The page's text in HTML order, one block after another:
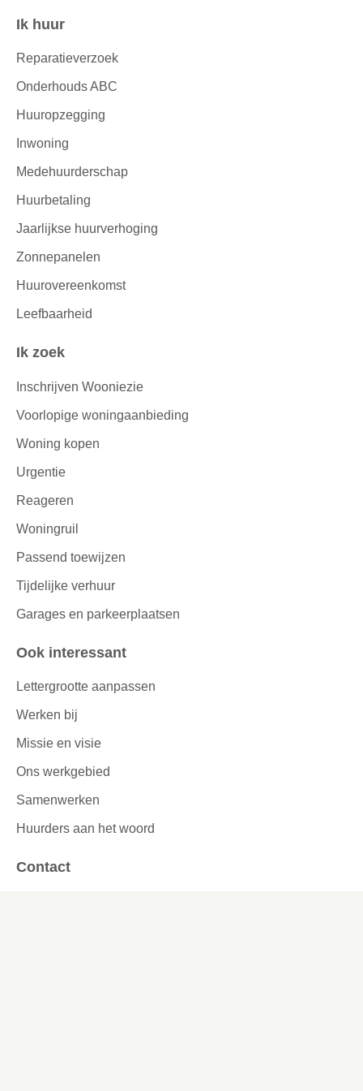
Contactinformatie
Ik huur
Reparatieverzoek
Onderhouds ABC
Huuropzegging
Inwoning
Medehuurderschap
Huurbetaling
Jaarlijkse huurverhoging
Zonnepanelen
Huurovereenkomst
Leefbaarheid
Ik zoek
Inschrijven Wooniezie
Voorlopige woningaanbieding
Woning kopen
Urgentie
Reageren
Woningruil
Passend toewijzen
Tijdelijke verhuur
Garages en parkeerplaatsen
Ook interessant
Lettergrootte aanpassen
Werken bij
Missie en visie
Ons werkgebied
Samenwerken
Huurders aan het woord
Contact